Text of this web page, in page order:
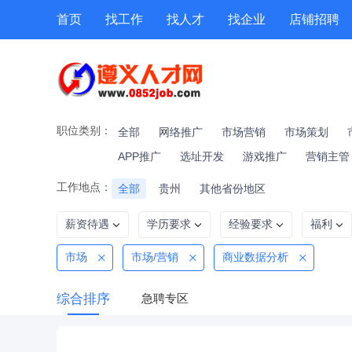
首页 找工作 找人才 找企业 店铺招聘
职位类别： 全部 网络推广 市场营销 市场策划
APP推广
选址开发 游戏推广 营销主管
工作地点： 全部 贵州 其他省份地区
薪资待遇 学历要求 经验要求 福利
市场 市场/营销 商业数据分析
综合排序 急聘专区